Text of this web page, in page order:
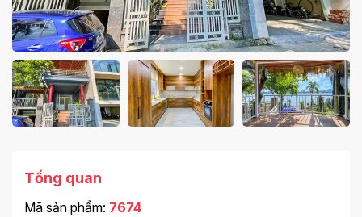
Tổng quan
Mã sản phẩm: 7674